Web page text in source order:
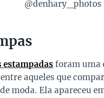
@denhary_photos
estampadasforam uma
aqueles que
moda. Ela apareceu